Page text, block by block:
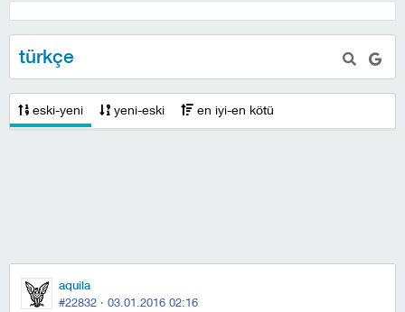
türkçe
eski-yeni yeni-eski en iyi-en kötü
aquila
#22832 · 03.01.2016 02:16